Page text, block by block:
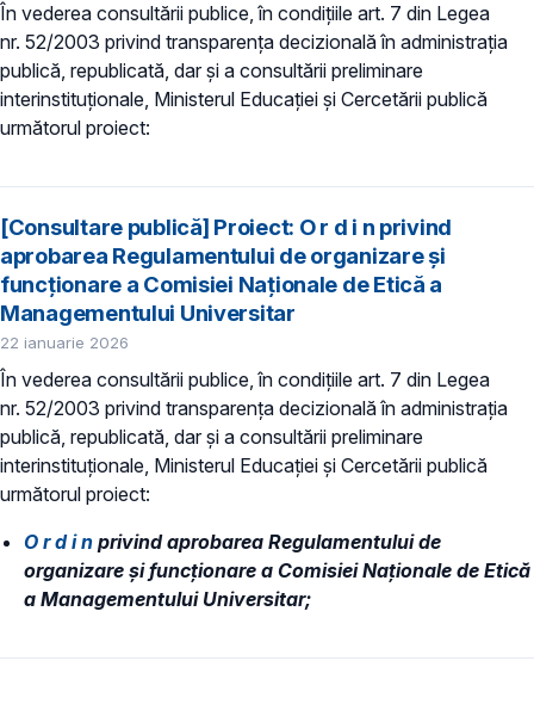
În vederea consultării publice, în condiţiile art. 7 din Legea
nr. 52/2003 privind transparenţa decizională în administraţia
publică, republicată, dar și a consultării preliminare
interinstituționale, Ministerul Educaţiei și Cercetării publică
următorul proiect:
[Consultare publică] Proiect: O r d i n privind
aprobarea Regulamentului de organizare și
funcționare a Comisiei Naționale de Etică a
Managementului Universitar
22 ianuarie 2026
În vederea consultării publice, în condiţiile art. 7 din Legea
nr. 52/2003 privind transparenţa decizională în administraţia
publică, republicată, dar și a consultării preliminare
interinstituționale, Ministerul Educaţiei și Cercetării publică
următorul proiect:
O r d i n privind aprobarea Regulamentului de
organizare și funcționare a Comisiei Naționale de Etică
a Managementului Universitar;